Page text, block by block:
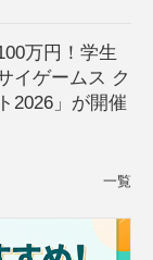
万円！学生
イゲームス ク
2026」が開催
一覧